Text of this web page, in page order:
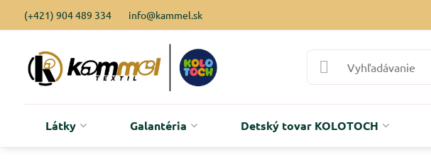
(+421) 904 489 334 info@kammel.sk
Látky Galantéria Detský tovar KOLOTOCH